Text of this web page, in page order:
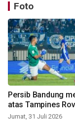
Foto
Persib Bandung
atas Tampines
Jumat, 31 Juli 2026